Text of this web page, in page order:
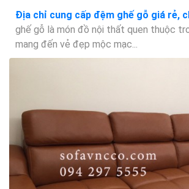
Địa chỉ cung cấp đệm ghế gỗ giá rẻ,
ghế gỗ là món đồ nội thất quen thuộc
mang đến vẻ đẹp mộc mạc...